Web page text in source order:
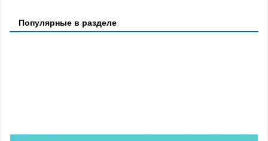
Популярные в разделе